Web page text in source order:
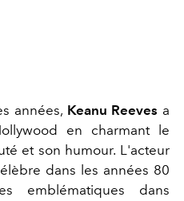
années, Keanu Reeves a
en charmant le
et son humour. L'acteur
dans les années 80
emblématiques dans